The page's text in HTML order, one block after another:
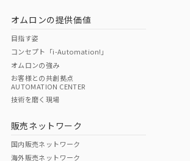
O
オムロンの提供価値
目指す姿
コンセプト「i-Automation!」
オムロンの強み
お客様との共創拠点
AUTOMATION CENTER
技術を磨く現場
販売ネットワーク
国内販売ネットワーク
海外販売ネットワーク